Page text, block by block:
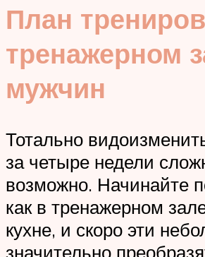
План
тренажерном
мужчин
Тотально
за четыре недели
возможно. Начинайте
как в тренажерном
кухне, и скоро эти
значительно